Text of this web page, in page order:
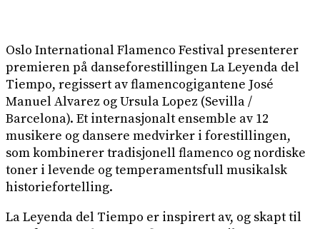
Oslo International Flamenco Festival presenterer
premieren på danseforestillingen La Leyenda del
Tiempo, regissert av flamencogigantene José
Manuel Alvarez og Ursula Lopez (Sevilla /
Barcelona). Et internasjonalt ensemble av 12
musikere og dansere medvirker i forestillingen,
som kombinerer tradisjonell flamenco og nordiske
toner i levende og temperamentsfull musikalsk
historiefortelling.
La Leyenda del Tiempo er inspirert av, og skapt til